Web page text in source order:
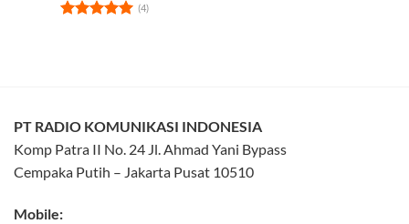
(4)
PT RADIO KOMUNIKASI INDONESIA
Komp Patra II No. 24 Jl. Ahmad Yani Bypass
Cempaka Putih – Jakarta Pusat 10510
Mobile: